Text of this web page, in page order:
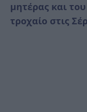
μητέρας και
τροχαίο στις